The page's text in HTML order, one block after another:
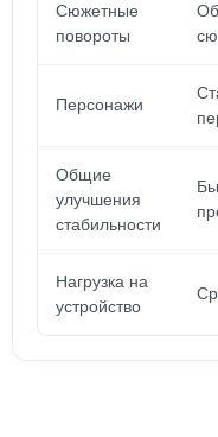
Сюжетные
повороты
Персонажи
Общие
улучшения
стабильности
Нагрузка на
устройство